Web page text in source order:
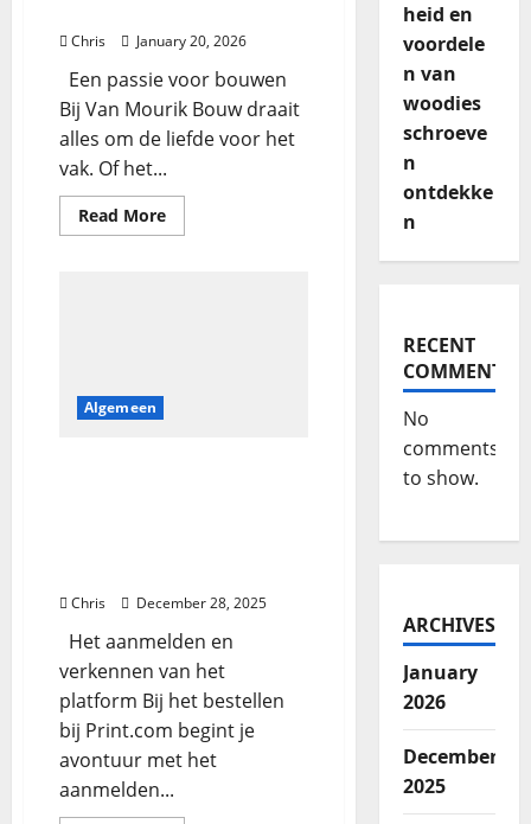
Chris January 20, 2026
Een passie voor bouwen
Bij Van Mourik Bouw draait
alles om de liefde voor het
vak. Of het...
Read More
Algemeen
Chris December 28, 2025
Het aanmelden en
verkennen van het
platform Bij het bestellen
bij Print.com begint je
avontuur met het
aanmelden...
heid en
voordele
n van
woodies
schroeve
n
ontdekke
n
RECENT
COMMENTS
No
comments
to show.
ARCHIVES
January
2026
December
2025